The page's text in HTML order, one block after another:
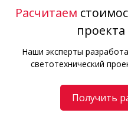
Расчитаем
проекта
Наши эксперты
светотехнический
Получить